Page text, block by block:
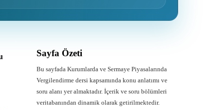
Sayfa Özeti
Bu sayfada Kurumlarda ve Sermaye Piyasalarında
Vergilendirme dersi kapsamında konu anlatımı ve
soru alanı yer almaktadır. İçerik ve soru bölümleri
veritabanından dinamik olarak getirilmektedir.